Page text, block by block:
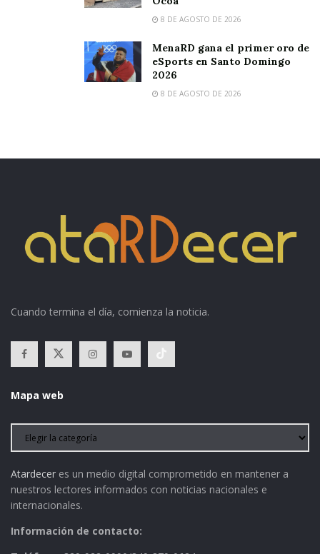
8 DE AGOSTO DE 2026
MenaRD gana el primer oro de
eSports en Santo Domingo
2026
8 DE AGOSTO DE 2026
Cuando termina el día, comienza la noticia.
Mapa web
Atardecer es un medio digital comprometido en mantener a
nuestros lectores informados con noticias nacionales e
internacionales.
Información de contacto: